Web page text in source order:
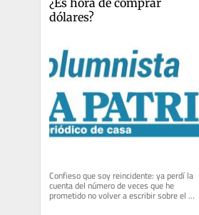
dólares?
Confieso que soy reincidente: ya perdí la
cuenta del número de veces que he
prometido no volver a escribir sobre el
dólar, pero la verdad es que no...